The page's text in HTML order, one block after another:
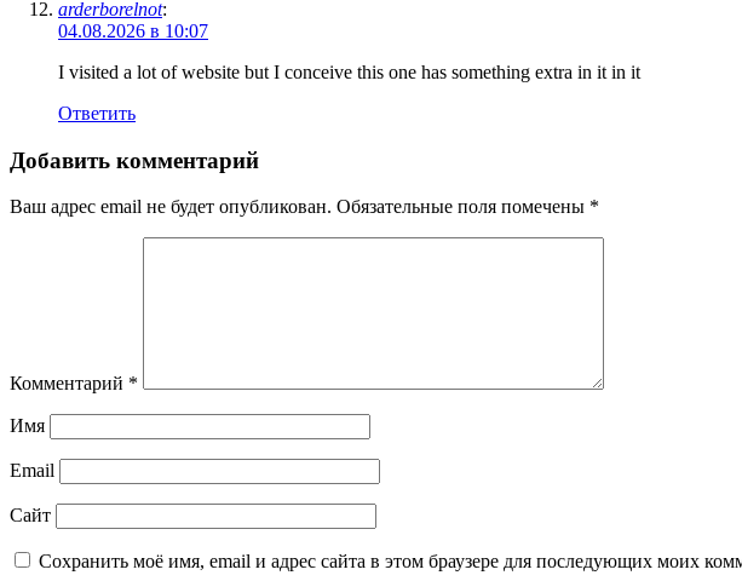
arderborelnot:
04.08.2026 в 10:07
I visited a lot of website but I conceive this one has something extra in it in it
Ответить
Добавить комментарий
Ваш адрес email не будет опубликован. Обязательные поля помечены *
Комментарий *
Имя
Email
Сайт
Сохранить моё имя, email и адрес сайта в этом браузере для последующих моих